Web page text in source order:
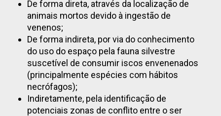
De forma direta, através da localização de
animais mortos devido à ingestão de
venenos;
De forma indireta, por via do conhecimento
do uso do espaço pela fauna silvestre
suscetível de consumir iscos envenenados
(principalmente espécies com hábitos
necrófagos);
Indiretamente, pela identificação de
potenciais zonas de conflito entre o ser